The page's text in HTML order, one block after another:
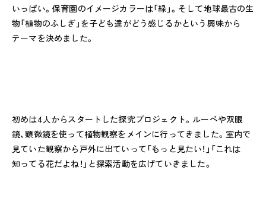
私たちのおもい
食のこと
安全と安心
ご家庭とのこと
いっぱい。保育園のイメージカラーは「緑」。そして地球最古の生
物「植物のふしぎ」を子ども達がどう感じるかという興味から
テーマを決めました。
初めは4人からスタートした探究プロジェクト。ルーペや双眼
鏡、顕微鏡を使って植物観察をメインに行ってきました。室内で
見ていた観察から戸外に出ていって「もっと見たい！」「これは
知ってる花だよね！」と探索活動を広げていきました。